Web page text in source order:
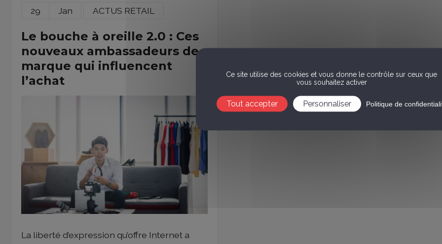
Ce site utilise des cookies et vous donne le contrôle sur ceux que
vous souhaitez activer
Tout accepter Personnaliser Politique de
29 Jan ACTUS RETAIL
Le bouche à oreille 2.0 : Ces
nouveaux ambassadeurs de
marque qui influencent
l’achat
La liberté d’expression qu’offre Internet a